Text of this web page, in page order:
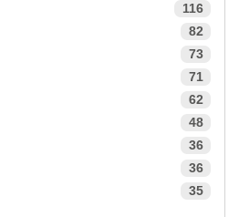
116
82
73
71
62
48
36
36
35